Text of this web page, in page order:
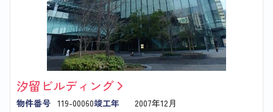
汐留ビルディング
物件番号 119-00060竣工年
2007年12月